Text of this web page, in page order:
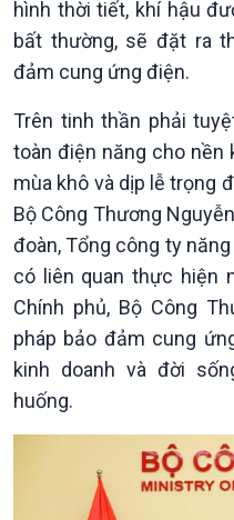
hình thời tiết, khí hậu
bất thường, sẽ đặt ra
đảm cung ứng điện.
Trên tinh thần phải
toàn điện năng cho nền
mùa khô và dịp lễ trọng
Bộ Công Thương
đoàn, Tổng công ty
có liên quan thực hiện
Chính phủ, Bộ Công
pháp bảo đảm cung
kinh doanh và đời
huống.